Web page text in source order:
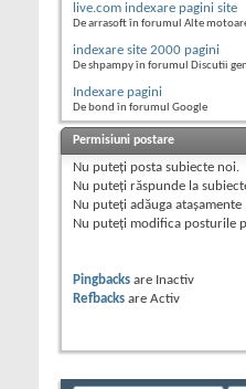
live.com indexare pagini site
De arrasoft în forumul Alte
indexare site 2000 pagini
De shpampy în forumul Discutii
Indexare pagini
De bond în forumul Google
Permisiuni postare
Nu puteţi posta subiecte noi.
Nu puteţi răspunde la
Nu puteţi adăuga ataşamente
Nu puteţi modifica posturile
Pingbacks are Inactiv
Refbacks are Activ